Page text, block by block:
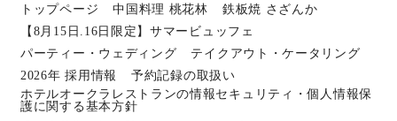
トップページ 中国料理 桃花林
鉄板焼 さざんか
【8月15日.16日限定】サマービュッフェ
パーティー・ウェディング
テイクアウト・ケータリング
2026年 採用情報
予約記録の取扱い
ホテルオークラレストランの情報セキュリティ・個人情報保
護に関する基本方針